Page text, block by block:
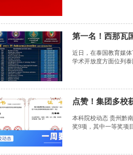
第一名！西那瓦
近日，在泰国教育媒体
学术开放度方面位列泰
点赞！集团多校
本科院校动态 贵州黔
奖9项，其中一等奖项